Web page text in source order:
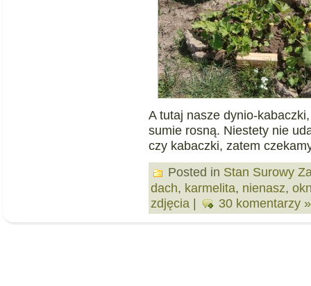
A tutaj nasze dynio-
sumie rosną. Niestety nie
czy kabaczki, zatem
Posted in Stan Surowy
dach, karmelita, nienasz,
zdjęcia | 30 komentarzy »